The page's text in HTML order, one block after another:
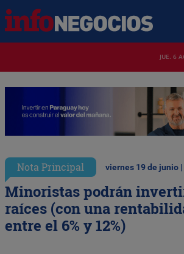
JUE. 6
Nota Principal viernes 19 de junio
Minoristas podrán
raíces (con una
entre el 6% y 12%)